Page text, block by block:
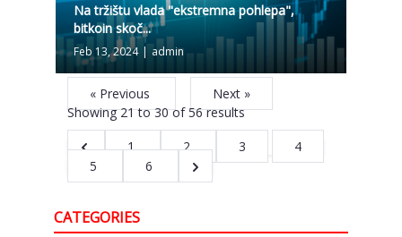
Na tržištu vlada "ekstremna pohlepa",
bitkoin skoč...
Feb 13, 2024 | admin
« Previous
Next »
Showing21to30of56results
1
2 3
4
5
6
CATEGORIES